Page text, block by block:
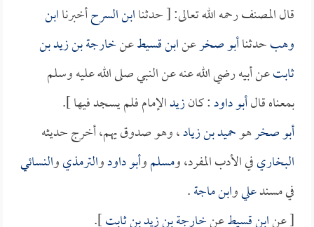
قال المصنف رحمه الله تعالى: [ حدثناابن السرحأخبرناابن
وهبحدثناأبو صخرعنابن قسيطعنخارجة بن زيد بن
ثابتعن أبيه رضي الله عنه عن النبي صلى الله عليه وسلم
بمعناه قالأبو داود: كانزيدالإمام فلم يسجد فيها ].
أبو صخرهوحميد بن زياد، وهو صدوق يهم، أخرج حديثه
البخاريفي الأدب المفرد، ومسلموأبو داودوالترمذيوالنسائي
في مسندعليوابن ماجة.